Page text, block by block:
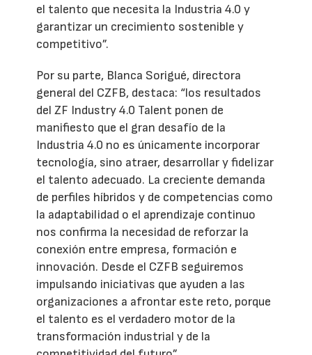
el talento que necesita la Industria 4.0 y
garantizar un crecimiento sostenible y
competitivo”.
Por su parte, Blanca Sorigué, directora
general del CZFB, destaca: “los resultados
del ZF Industry 4.0 Talent ponen de
manifiesto que el gran desafío de la
Industria 4.0 no es únicamente incorporar
tecnología, sino atraer, desarrollar y fidelizar
el talento adecuado. La creciente demanda
de perfiles híbridos y de competencias como
la adaptabilidad o el aprendizaje continuo
nos confirma la necesidad de reforzar la
conexión entre empresa, formación e
innovación. Desde el CZFB seguiremos
impulsando iniciativas que ayuden a las
organizaciones a afrontar este reto, porque
el talento es el verdadero motor de la
transformación industrial y de la